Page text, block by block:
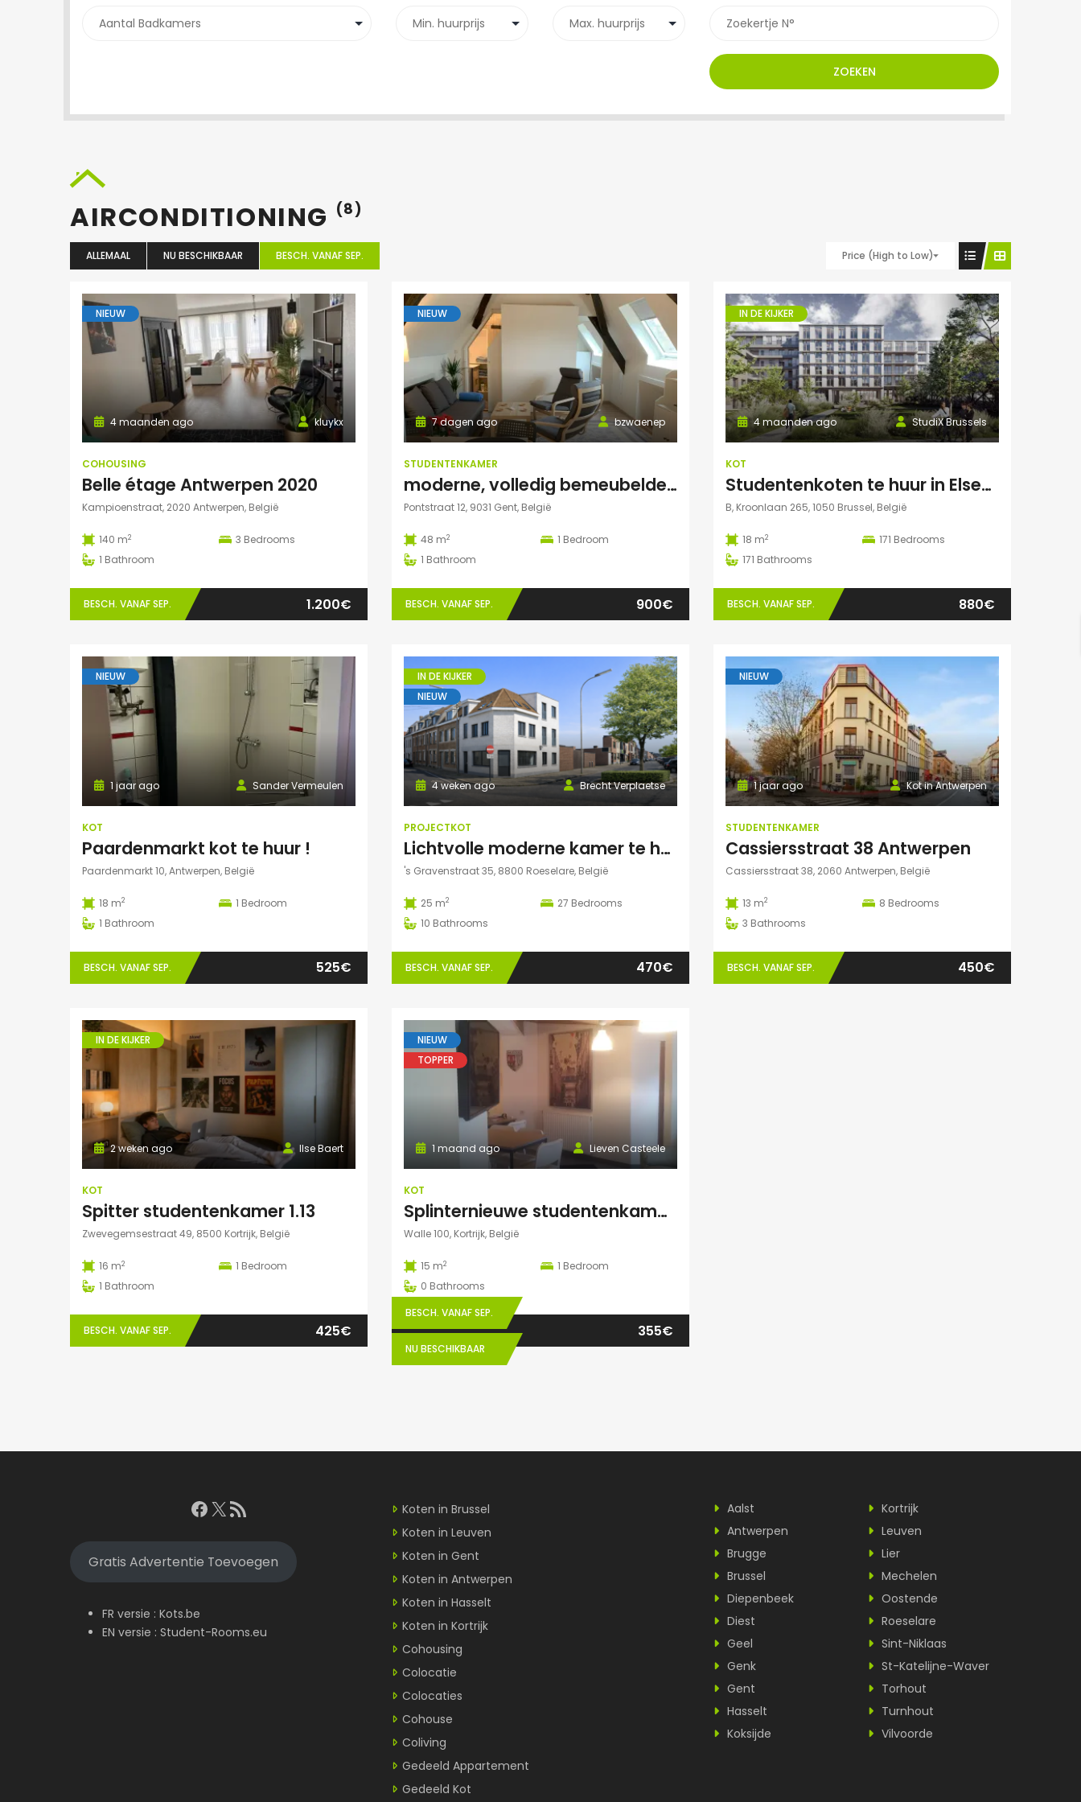
ZOEKEN
AIRCONDITIONING (8)
ALLEMAAL NU BESCHIKBAAR BESCH. VANAF SEP. Price (High to Low)
NIEUW
kluykx
4 maanden ago
COHOUSING
Belle étage Antwerpen 2020
Kampioenstraat, 2020 Antwerpen, België
140 m2 3 Bedrooms
1 Bathroom
BESCH. VANAF SEP. 1.200€
NIEUW
bzwaenep
7 dagen ago
STUDENTENKAMER
moderne, volledig bemeubelde loft
Pontstraat 12, 9031 Gent, België
48 m2 1 Bedroom
1 Bathroom
BESCH. VANAF SEP. 900€
IN DE KIJKER
StudiX Brussels
4 maanden ago
KOT
Studentenkoten te huur in Elsene – Residentie StudiX
B, Kroonlaan 265, 1050 Brussel, België
18 m2 171 Bedrooms
171 Bathrooms
BESCH. VANAF SEP. 880€
NIEUW
Sander Vermeulen
1 jaar ago
KOT
Paardenmarkt kot te huur !
Paardenmarkt 10, Antwerpen, België
18 m2 1 Bedroom
1 Bathroom
BESCH. VANAF SEP. 525€
IN DE KIJKER
NIEUW
Brecht Verplaetse
4 weken ago
PROJECTKOT
Lichtvolle moderne kamer te huur
's Gravenstraat 35, 8800 Roeselare, België
25 m2 27 Bedrooms
10 Bathrooms
BESCH. VANAF SEP. 470€
NIEUW
Kot in Antwerpen
1 jaar ago
STUDENTENKAMER
Cassiersstraat 38 Antwerpen
Cassiersstraat 38, 2060 Antwerpen, België
13 m2 8 Bedrooms
3 Bathrooms
BESCH. VANAF SEP. 450€
IN DE KIJKER
Ilse Baert
2 weken ago
KOT
Spitter studentenkamer 1.13
Zwevegemsestraat 49, 8500 Kortrijk, België
16 m2 1 Bedroom
1 Bathroom
BESCH. VANAF SEP. 425€
NIEUW
TOPPER
Lieven Casteele
1 maand ago
KOT
Splinternieuwe studentenkamer te huur in authentiek herenhuis
Walle 100, Kortrijk, België
15 m2 1 Bedroom
0 Bathrooms
BESCH. VANAF SEP.
NU BESCHIKBAAR
355€
Facebook
X RSS feed
Gratis Advertentie Toevoegen
FR versie : Kots.be
EN versie : Student-Rooms.eu
Koten in Brussel
Koten in Leuven
Koten in Gent
Koten in Antwerpen
Koten in Hasselt
Koten in Kortrijk
Cohousing
Colocatie
Colocaties
Cohouse
Coliving
Gedeeld Appartement
Gedeeld Kot
Aalst
Antwerpen
Brugge
Brussel
Diepenbeek
Diest
Geel
Genk
Gent
Hasselt
Koksijde
Kortrijk
Leuven
Lier
Mechelen
Oostende
Roeselare
Sint-Niklaas
St-Katelijne-Waver
Torhout
Turnhout
Vilvoorde